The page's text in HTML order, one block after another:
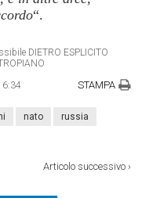
“.
DIETRO ESPLICITO
6:34 STAMPA
nato russia
Articolo successivo›